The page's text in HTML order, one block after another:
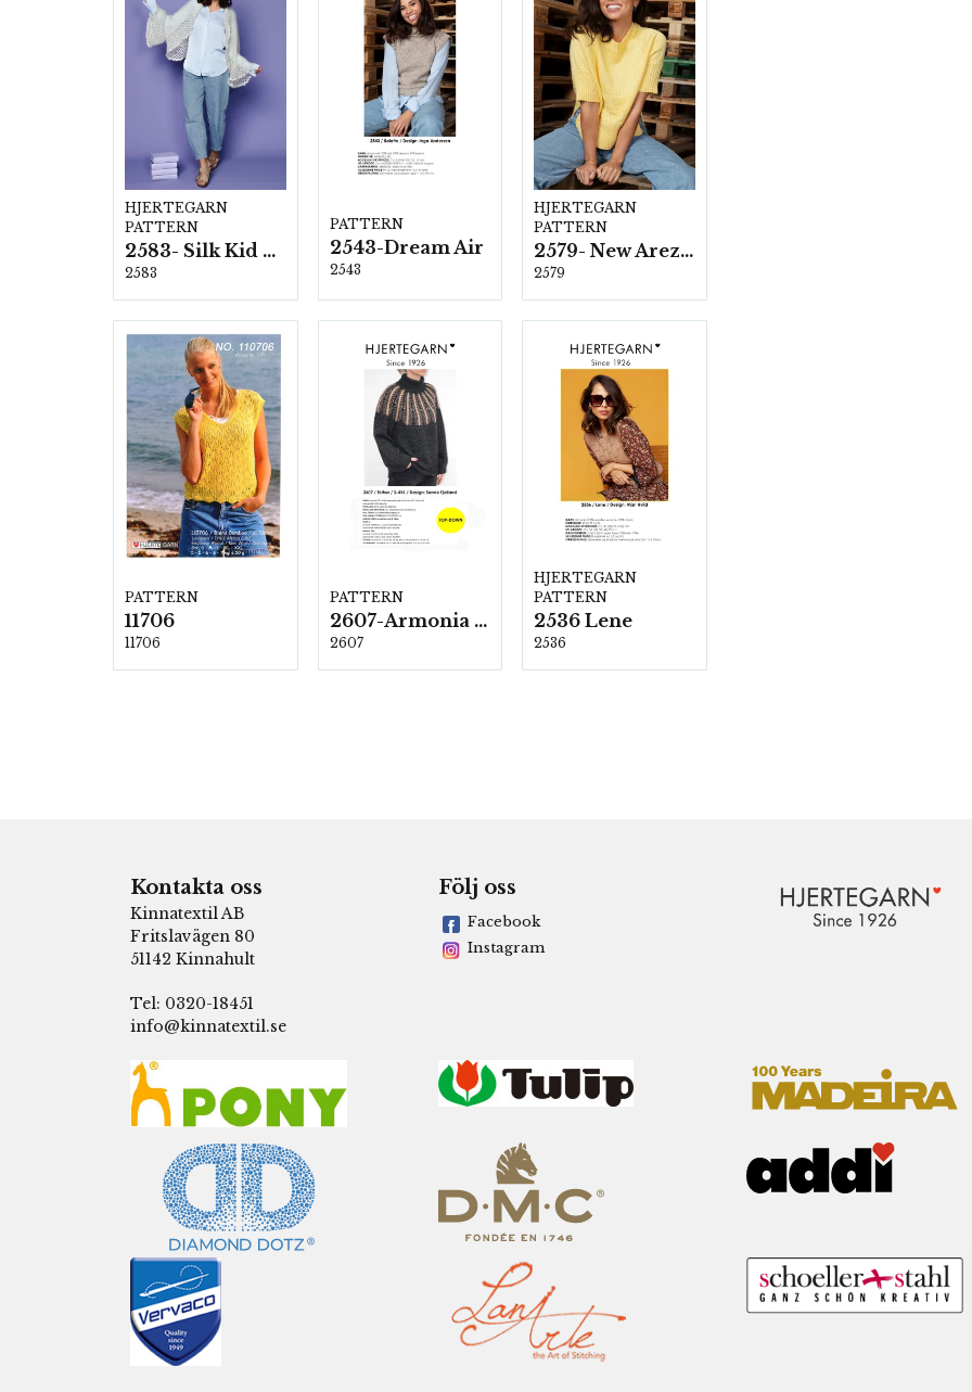
HJERTEGARN
PATTERN
2583- Silk Kid Mohair
2583
PATTERN
2543-Dream Air
2543
HJERTEGARN
PATTERN
2579- New Arezzo
2579
PATTERN
11706
11706
PATTERN
2607-Armonia och Alpaca 400
2607
HJERTEGARN
PATTERN
2536 Lene
2536
Kontakta oss
Kinnatextil AB
Fritslavägen 80
51142 Kinnahult
Tel: 0320-18451
info@kinnatextil.se
Följ oss
Facebook
Instagram